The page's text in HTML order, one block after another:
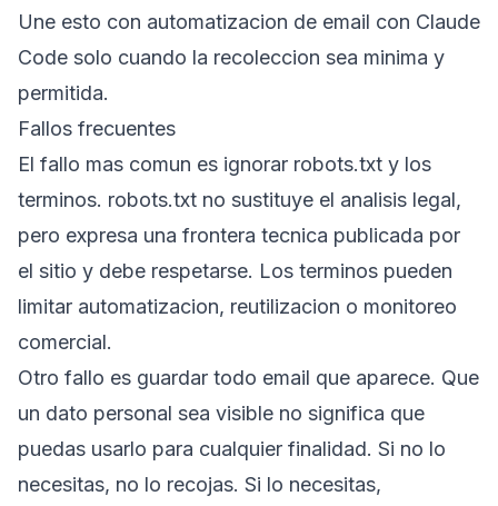
Une esto con automatizacion de email con Claude
Code solo cuando la recoleccion sea minima y
permitida.
Fallos frecuentes
El fallo mas comun es ignorar robots.txt y los
terminos. robots.txt no sustituye el analisis legal,
pero expresa una frontera tecnica publicada por
el sitio y debe respetarse. Los terminos pueden
limitar automatizacion, reutilizacion o monitoreo
comercial.
Otro fallo es guardar todo email que aparece. Que
un dato personal sea visible no significa que
puedas usarlo para cualquier finalidad. Si no lo
necesitas, no lo recojas. Si lo necesitas,